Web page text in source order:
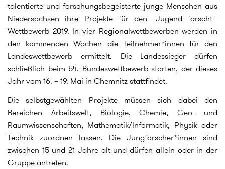
talentierte und forschungsbegeisterte junge Menschen aus
Niedersachsen ihre Projekte für den "Jugend forscht"-
Wettbewerb 2019. In vier Regionalwettbewerben werden in
den kommenden Wochen die Teilnehmer*innen für den
Landeswettbewerb ermittelt. Die Landessieger dürfen
schließlich beim 54. Bundeswettbewerb starten, der dieses
Jahr vom 16. – 19. Mai in Chemnitz stattfindet.
Die selbstgewählten Projekte müssen sich dabei den
Bereichen Arbeitswelt, Biologie, Chemie, Geo- und
Raumwissenschaften, Mathematik/Informatik, Physik oder
Technik zuordnen lassen. Die Jungforscher*innen sind
zwischen 15 und 21 Jahre alt und dürfen allein oder in der
Gruppe antreten.